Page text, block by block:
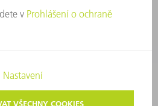
OCHRANA DAT
A ZNÁMKOVÉ PRÁVO
NASTAVENÍ SOUKROMÍ